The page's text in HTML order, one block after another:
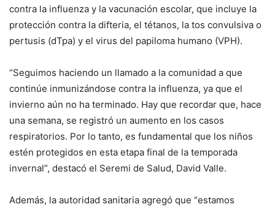
contra la influenza y la vacunación escolar, que incluye la
protección contra la difteria, el tétanos, la tos convulsiva o
pertusis (dTpa) y el virus del papiloma humano (VPH).
“Seguimos haciendo un llamado a la comunidad a que
continúe inmunizándose contra la influenza, ya que el
invierno aún no ha terminado. Hay que recordar que, hace
una semana, se registró un aumento en los casos
respiratorios. Por lo tanto, es fundamental que los niños
estén protegidos en esta etapa final de la temporada
invernal”, destacó el Seremi de Salud, David Valle.
Además, la autoridad sanitaria agregó que “estamos